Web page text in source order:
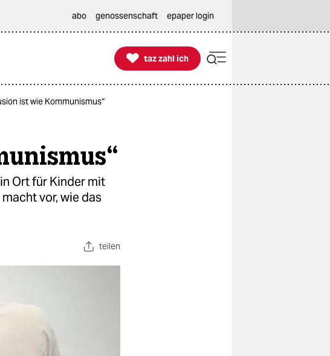
abo genossenschaft epaper login

taz zahl ich
taz zahl ich
ist wie Kommunismus“
Ort für Kinder mit
vor, wie das
teilen